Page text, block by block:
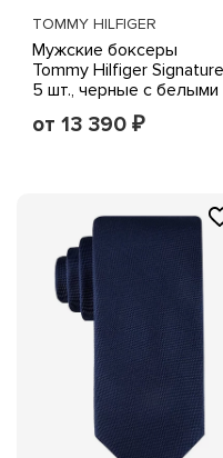
TOMMY HILFIGER
Мужские боксеры
Tommy Hilfiger Signature
5 шт., черные с белыми
от 13 390 ₽